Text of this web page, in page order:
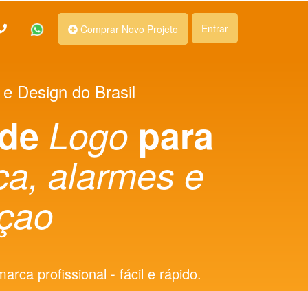
Comprar Novo Projeto Entrar
Design do Brasil
Logo para
alarmes e
profissional - fácil e rápido.